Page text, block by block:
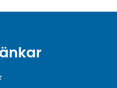
till annan webbplats.